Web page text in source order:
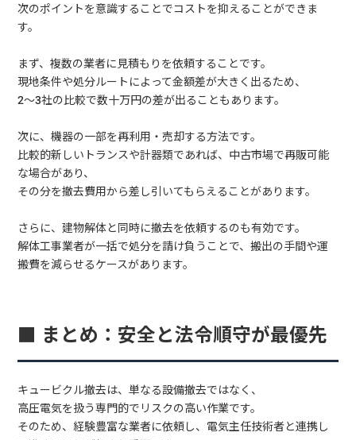
次のポイントを意識することでコストを抑えることができま
す。
まず、複数の業者に見積もりを依頼することです。
現地条件や処分ルートによって金額差が大きく出るため、
2〜3社の比較で数十万円の差が出ることもあります。
次に、機器の一部を再利用・売却する方法です。
比較的新しいトランスや計器類であれば、中古市場で再販可能
な場合があり、
その分を撤去費用から差し引いてもらえることがあります。
さらに、建物解体と同時に撤去を依頼するのも有効です。
解体工事業者が一括で処分を請け負うことで、搬出の手間や運
搬費を減らせるケースがあります。
■ まとめ：安全と法令順守が最優先
キュービクル撤去は、単なる設備撤去ではなく、
高圧電気を扱う専門的でリスクの高い作業です。
そのため、経験豊富な業者に依頼し、電気主任技術者と連携し